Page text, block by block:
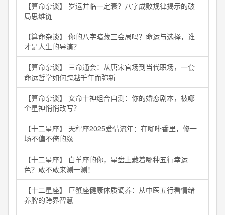
【算命杂谈】 岁运并临一定衰？八字成败规律揭示的破
局思维链
【算命杂谈】 你的八字暗藏三会局吗？命运与选择，谁
才是人生的导演？
【算命杂谈】 三命通会：从唐宋官场到当代职场，一套
命运哲学如何跨越千年而弥新
【算命杂谈】 女命十神组合自测：你的婚恋剧本，被哪
个星神悄悄改写？
【十二星座】 天秤座2025爱情流年：在咖啡香里，修一
场不偏不倚的缘
【十二星座】 白羊座的你，星盘上藏着哪种五行幸运
色？敢不敢来测一测！
【十二星座】 巨蟹座健康体质调养：从中医五行看情绪
养脾的跨界智慧